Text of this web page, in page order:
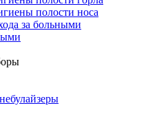
полости носа
за больными